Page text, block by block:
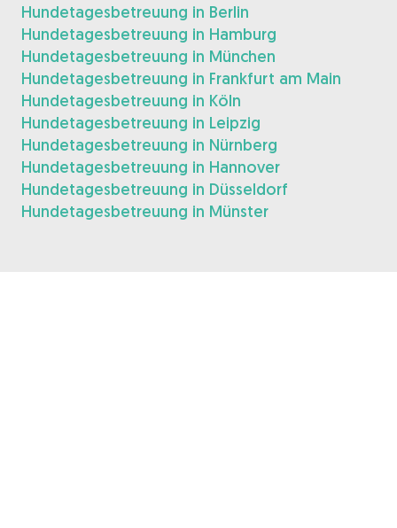
Hundetagesbetreuung in Berlin
Hundetagesbetreuung in Hamburg
Hundetagesbetreuung in München
Hundetagesbetreuung in Frankfurt am Main
Hundetagesbetreuung in Köln
Hundetagesbetreuung in Leipzig
Hundetagesbetreuung in Nürnberg
Hundetagesbetreuung in Hannover
Hundetagesbetreuung in Düsseldorf
Hundetagesbetreuung in Münster